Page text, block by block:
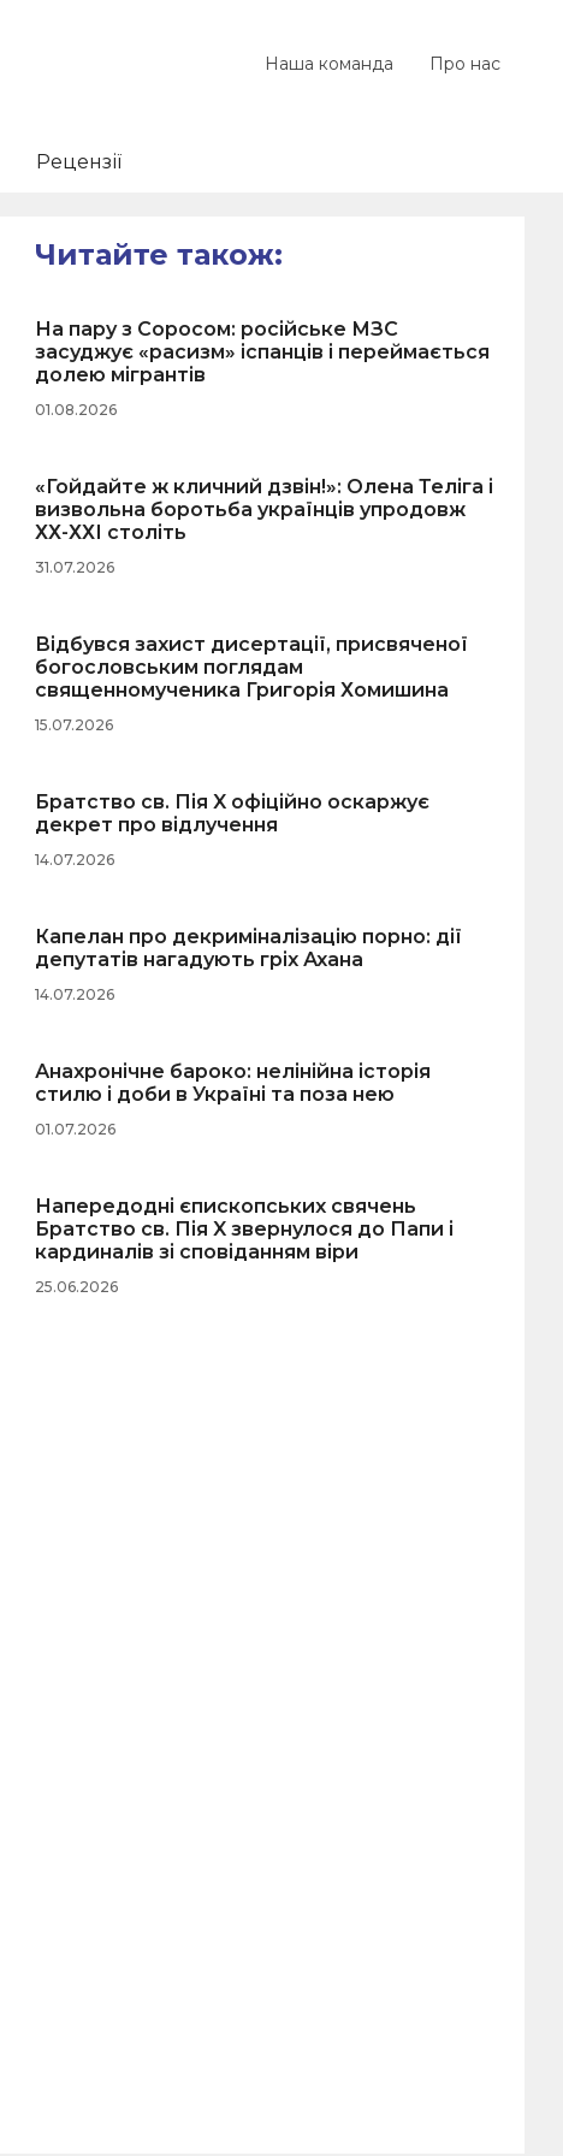
Наша команда Про нас
Рецензії
Читайте також:
На пару з Соросом: російське МЗС
засуджує «расизм» іспанців і переймається
долею мігрантів
01.08.2026
«Гойдайте ж кличний дзвін!»: Олена Теліга і
визвольна боротьба українців упродовж
ХХ-ХХІ століть
31.07.2026
Відбувся захист дисертації, присвяченої
богословським поглядам
священномученика Григорія Хомишина
15.07.2026
Братство св. Пія X офіційно оскаржує
декрет про відлучення
14.07.2026
Капелан про декриміналізацію порно: дії
депутатів нагадують гріх Ахана
14.07.2026
Анахронічне бароко: нелінійна історія
стилю і доби в Україні та поза нею
01.07.2026
Напередодні єпископських свячень
Братство св. Пія X звернулося до Папи і
кардиналів зі сповіданням віри
25.06.2026